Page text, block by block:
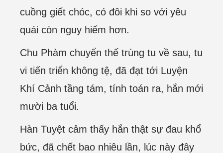
cuồng giết chóc, có đôi khi so với yêu
quái còn nguy hiểm hơn.
Chu Phàm chuyển thế trùng tu về sau, tu
vi tiến triển không tệ, đã đạt tới Luyện
Khí Cảnh tầng tám, tính toán ra, hắn mới
mười ba tuổi.
Hàn Tuyệt cảm thấy hắn thật sự đau khổ
bức, đã chết bao nhiêu lần, lúc này đây